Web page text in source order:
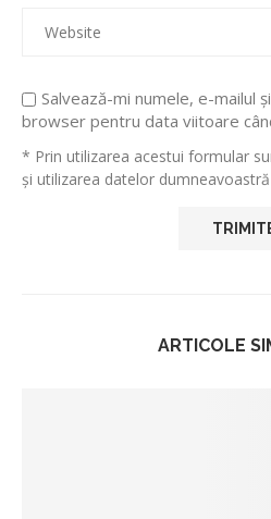
Salvează-mi numele, e-mailul
browser pentru data viitoare
* Prin utilizarea acestui formular
și utilizarea datelor
ARTICOLE